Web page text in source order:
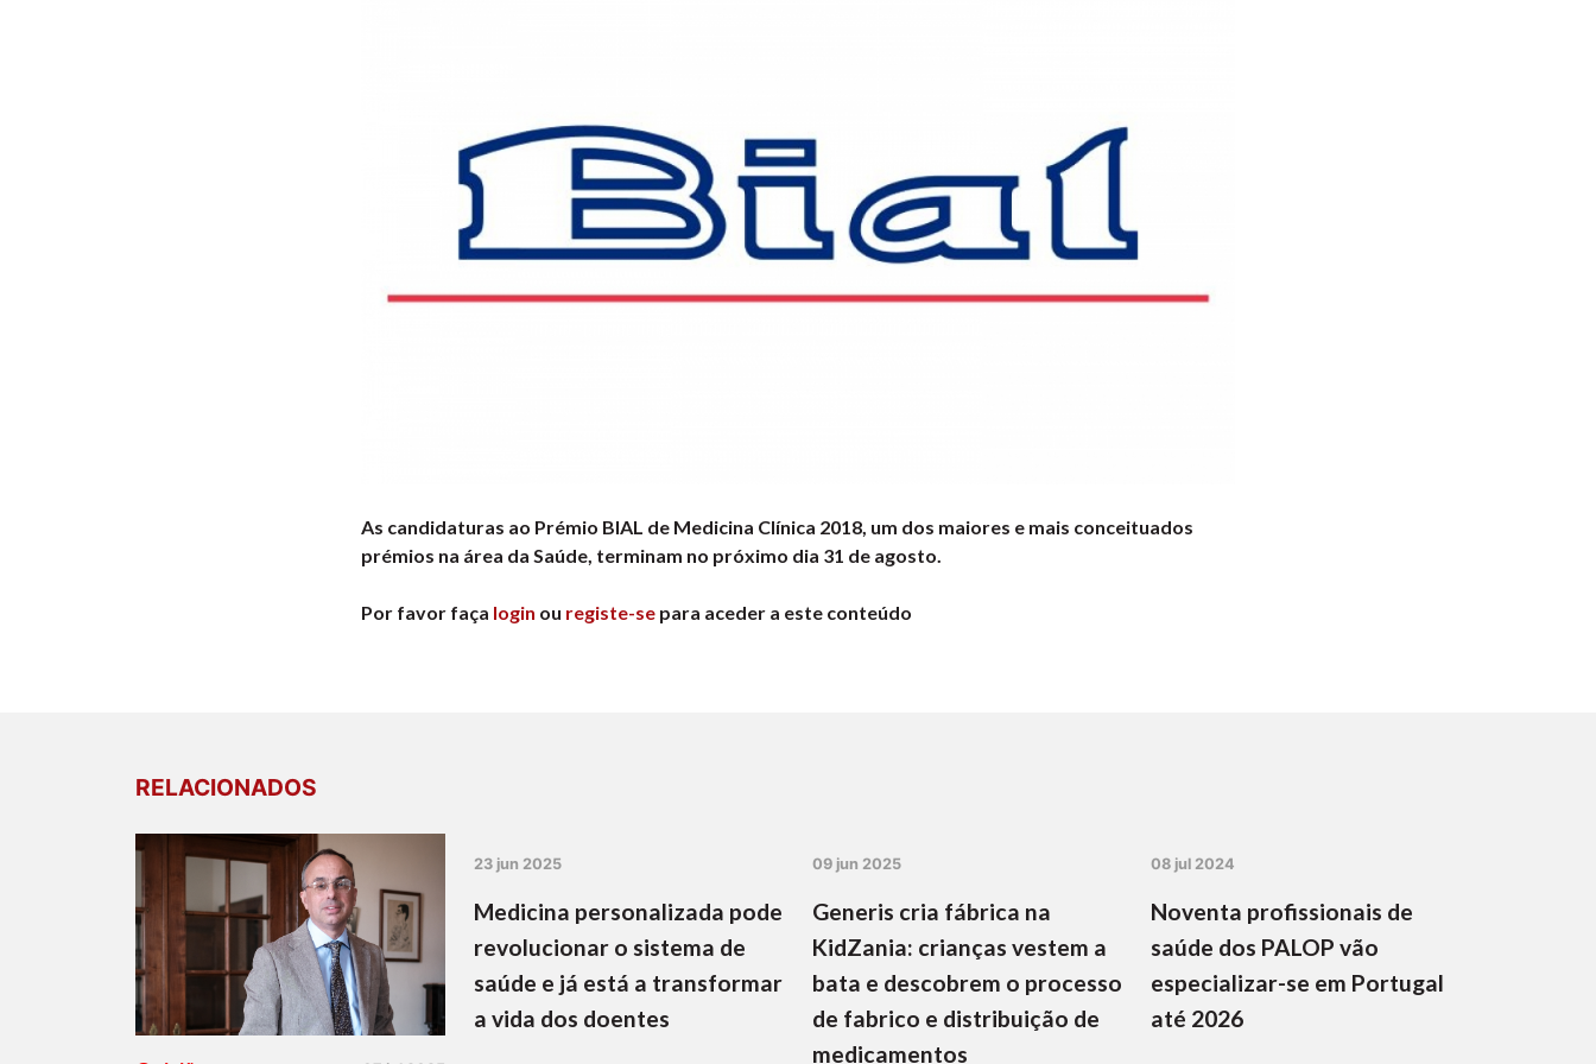
As candidaturas ao Prémio BIAL de Medicina Clínica 2018, um dos maiores e mais conceituados
prémios na área da Saúde, terminam no próximo dia 31 de agosto.
Por favor faça login ou registe-se para aceder a este conteúdo
RELACIONADOS
23 jun 2025
Medicina personalizada pode
revolucionar o sistema de
saúde e já está a transformar
a vida dos doentes
09 jun 2025
Generis cria fábrica na
KidZania: crianças vestem a
bata e descobrem o processo
de fabrico e distribuição de
medicamentos
08 jul 2024
Noventa profissionais de
saúde dos PALOP vão
especializar-se em Portugal
até 2026